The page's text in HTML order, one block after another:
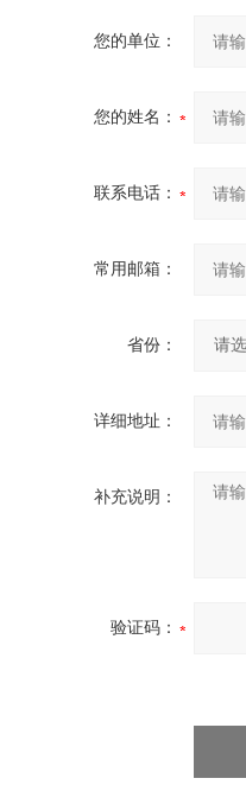
您的单位：
您的姓名：
联系电话：
常用邮箱：
省份：
详细地址：
补充说明：
验证码：